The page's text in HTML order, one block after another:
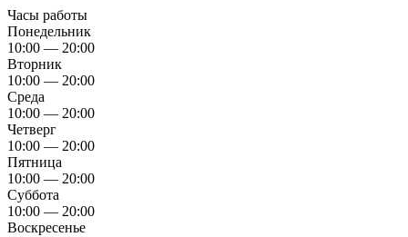
Часы работы
Понедельник
10:00 — 20:00
Вторник
10:00 — 20:00
Среда
10:00 — 20:00
Четверг
10:00 — 20:00
Пятница
10:00 — 20:00
Суббота
10:00 — 20:00
Воскресенье